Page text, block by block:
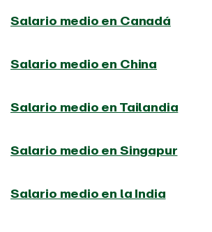
Salario medio en Canadá
Salario medio en China
Salario medio en Tailandia
Salario medio en Singapur
Salario medio en la India